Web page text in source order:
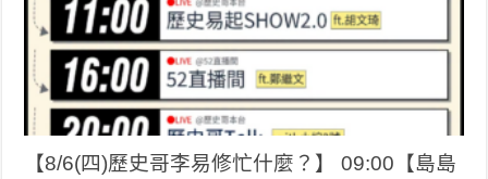
【8/6(四)歷史哥李易修忙什麼？】 09:00【島島